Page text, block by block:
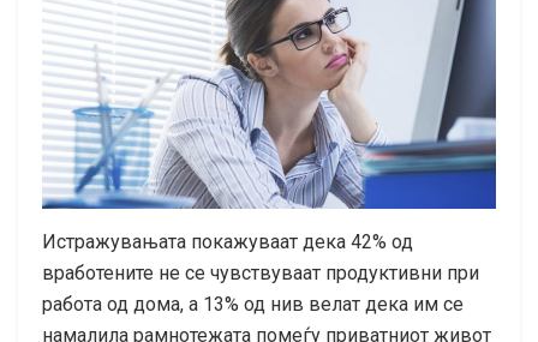
Истражувањата покажуваат дека 42% од
вработените не се чувствуваат продуктивни при
работа од дома, а 13% од нив велат дека им се
намалила рамнотежата помеѓу приватниот живот